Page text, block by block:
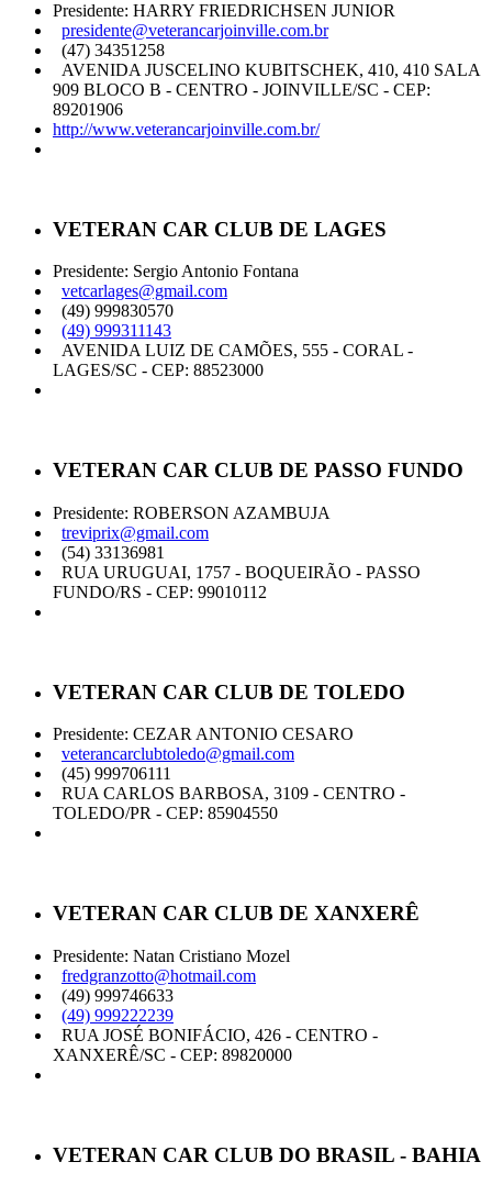
Presidente: HARRY FRIEDRICHSEN JUNIOR
presidente@veterancarjoinville.com.br
(47) 34351258
AVENIDA JUSCELINO KUBITSCHEK, 410, 410 SALA
909 BLOCO B - CENTRO - JOINVILLE/SC - CEP:
89201906
http://www.veterancarjoinville.com.br/
VETERAN CAR CLUB DE LAGES
Presidente: Sergio Antonio Fontana
vetcarlages@gmail.com
(49) 999830570
(49) 999311143
AVENIDA LUIZ DE CAMÕES, 555 - CORAL -
LAGES/SC - CEP: 88523000
VETERAN CAR CLUB DE PASSO FUNDO
Presidente: ROBERSON AZAMBUJA
treviprix@gmail.com
(54) 33136981
RUA URUGUAI, 1757 - BOQUEIRÃO - PASSO
FUNDO/RS - CEP: 99010112
VETERAN CAR CLUB DE TOLEDO
Presidente: CEZAR ANTONIO CESARO
veterancarclubtoledo@gmail.com
(45) 999706111
RUA CARLOS BARBOSA, 3109 - CENTRO -
TOLEDO/PR - CEP: 85904550
VETERAN CAR CLUB DE XANXERÊ
Presidente: Natan Cristiano Mozel
fredgranzotto@hotmail.com
(49) 999746633
(49) 999222239
RUA JOSÉ BONIFÁCIO, 426 - CENTRO -
XANXERÊ/SC - CEP: 89820000
VETERAN CAR CLUB DO BRASIL - BAHIA